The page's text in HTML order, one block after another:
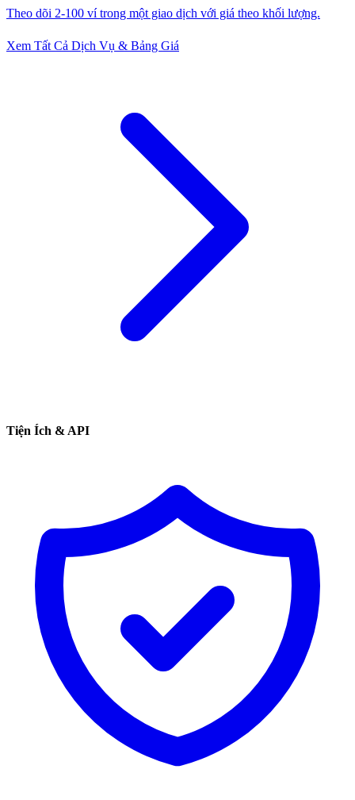
Theo dõi 2-100 ví trong một giao dịch với giá theo khối lượng.
Xem Tất Cả Dịch Vụ & Bảng Giá
Tiện Ích & API